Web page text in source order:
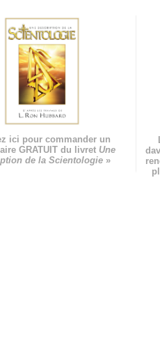
ici pour commander un
GRATUIT du livret Une
de la Scientologie»